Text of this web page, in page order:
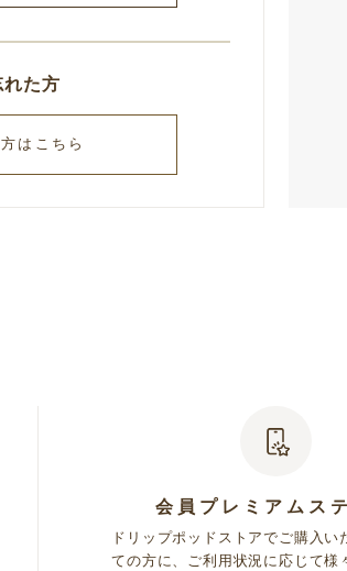
た方
はこちら
会員プレミアムス
ドリップポッドストアでご購入い
ての方に、ご利用状況に応じて様